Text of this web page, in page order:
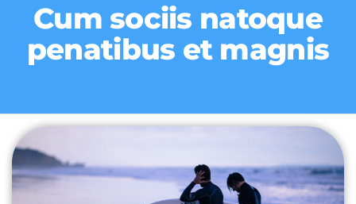
Cum sociis natoque
penatibus et magnis